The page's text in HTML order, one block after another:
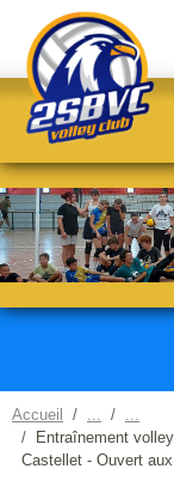
Accueil
Entraînement
Castellet - Ouvert
Panneau de gestion